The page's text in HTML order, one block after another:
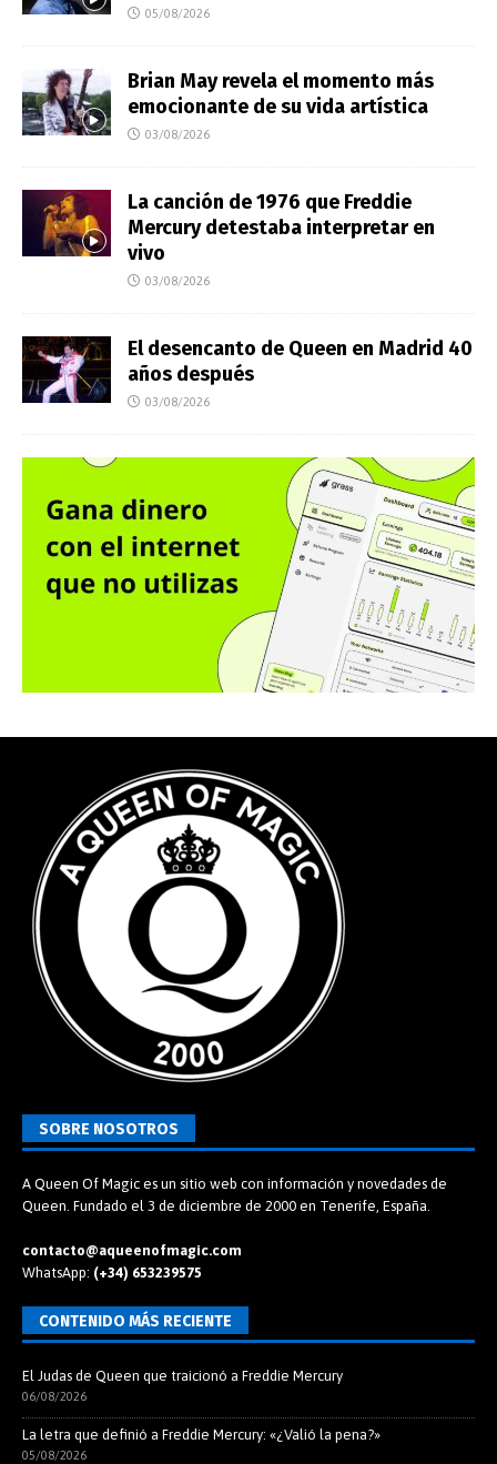
05/08/2026
Brian May revela el momento más
emocionante de su vida artística
03/08/2026
La canción de 1976 que Freddie
Mercury detestaba interpretar en
vivo
03/08/2026
El desencanto de Queen en Madrid 40
años después
03/08/2026
SOBRE NOSOTROS
A Queen Of Magic es un sitio web con información y novedades de
Queen. Fundado el 3 de diciembre de 2000 en Tenerife, España.
contacto@aqueenofmagic.com
WhatsApp: (+34) 653239575
CONTENIDO MÁS RECIENTE
El Judas de Queen que traicionó a Freddie Mercury
06/08/2026
La letra que definió a Freddie Mercury: «¿Valió la pena?»
05/08/2026